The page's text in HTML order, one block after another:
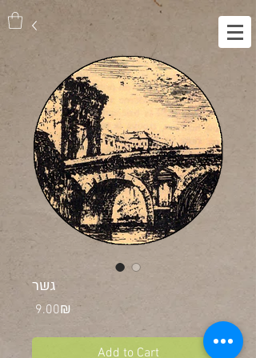
גשר
‏9.00 ‏₪ Price
Add to Cart